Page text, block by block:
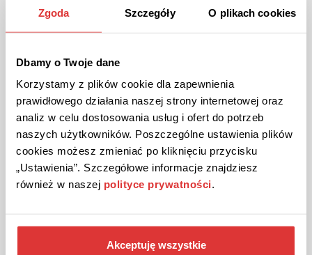
Zgoda Szczegóły O plikach cookies
Dbamy o Twoje dane
Korzystamy z plików cookie dla zapewnienia
prawidłowego działania naszej strony internetowej oraz
analiz w celu dostosowania usług i ofert do potrzeb
naszych użytkowników. Poszczególne ustawienia plików
cookies możesz zmieniać po kliknięciu przycisku
„Ustawienia”. Szczegółowe informacje znajdziesz
również w naszej polityce prywatności.
Akceptuję wszystkie
Kupon wygasł